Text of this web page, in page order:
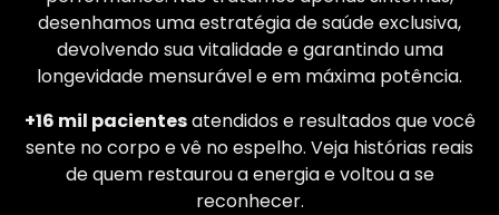
desenhamos uma estratégia de saúde exclusiva,
devolvendo sua vitalidade e garantindo uma
longevidade mensurável e em máxima potência.
+16 mil pacientesatendidos e resultados que você
sente no corpo e vê no espelho. Veja histórias reais
de quem restaurou a energia e voltou a se
reconhecer.